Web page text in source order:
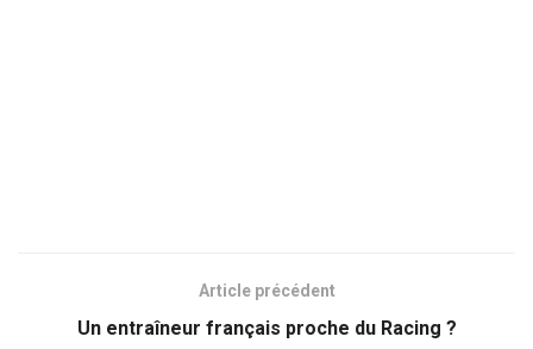
Article précédent
Un entraîneur français proche du Racing ?